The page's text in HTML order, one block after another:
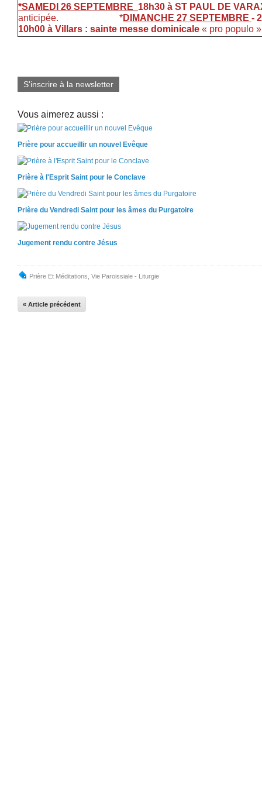
*SAMEDI 26 SEPTEMBRE 18h30 à ST PAUL DE
anticipée. *DIMANCHE 27 SEPTEMBRE -
10h00 à Villars : sainte messe dominicale « pro populo »
S'inscrire à la newsletter
Vous aimerez aussi :
Prière pour accueillir un nouvel Evêque
Prière à l'Esprit Saint pour le Conclave
Prière du Vendredi Saint pour les âmes du Purgatoire
Jugement rendu contre Jésus
Prière Et Méditations Vie Paroissiale - Liturgie
« Article précédent